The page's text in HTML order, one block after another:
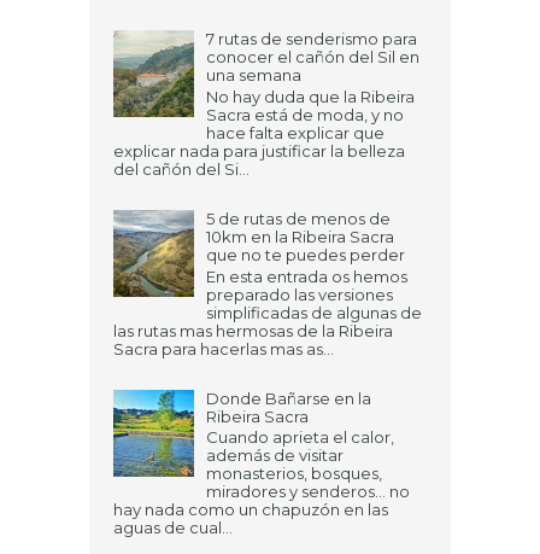
7 rutas de senderismo para
conocer el cañón del Sil en
una semana
No hay duda que la Ribeira
Sacra está de moda, y no
hace falta explicar que
explicar nada para justificar la belleza
del cañón del Si...
5 de rutas de menos de
10km en la Ribeira Sacra
que no te puedes perder
En esta entrada os hemos
preparado las versiones
simplificadas de algunas de
las rutas mas hermosas de la Ribeira
Sacra para hacerlas mas as...
Donde Bañarse en la
Ribeira Sacra
Cuando aprieta el calor,
además de visitar
monasterios, bosques,
miradores y senderos... no
hay nada como un chapuzón en las
aguas de cual...